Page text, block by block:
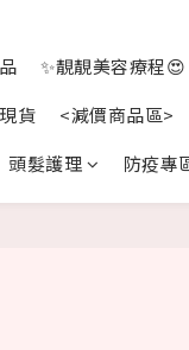
✨靚靚美容療程😍
現貨 <減價商品區>
頭髮護理 防疫專